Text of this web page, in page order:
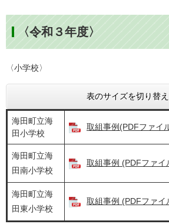
〈令和３年度〉
〈小学校〉
表のサイズを切り替
海田町立海
田小学校
取組事例(PDFファイ
海田町立海
田南小学校
取組事例 (PDFファイ
海田町立海
田東小学校
取組事例 (PDFファイ